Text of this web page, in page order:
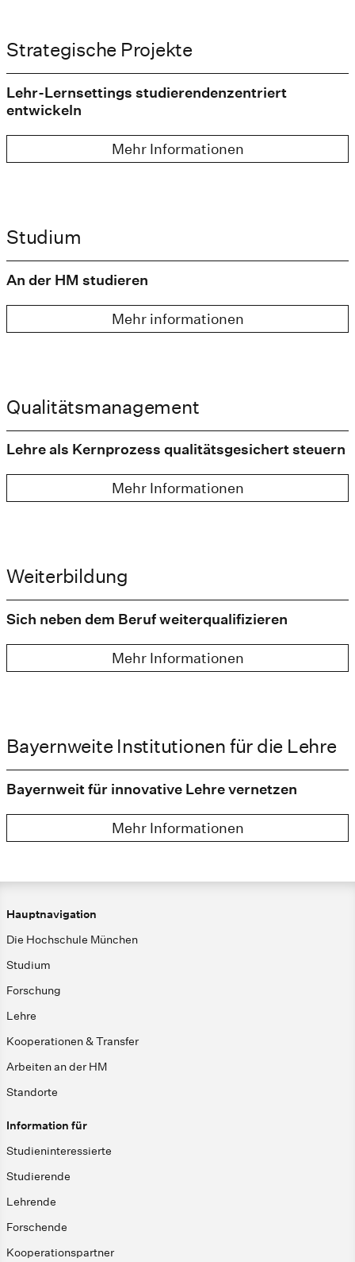
Strategische Projekte
Lehr-Lernsettings studierendenzentriert
entwickeln
Mehr Informationen
Studium
An der HM studieren
Mehr informationen
Qualitätsmanagement
Lehre als Kernprozess qualitätsgesichert steuern
Mehr Informationen
Weiterbildung
Sich neben dem Beruf weiterqualifizieren
Mehr Informationen
Bayernweite Institutionen für die Lehre
Bayernweit für innovative Lehre vernetzen
Mehr Informationen
Hauptnavigation
Die Hochschule München
Studium
Forschung
Lehre
Kooperationen & Transfer
Arbeiten an der HM
Standorte
Information für
Studieninteressierte
Studierende
Lehrende
Forschende
Kooperationspartner